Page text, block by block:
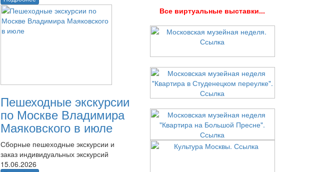
Пешеходные экскурсии
по Москве Владимира
Маяковского в июле
Сборные пешеходные экскурсии и
заказ индивидуальных экскурсий
15.06.2026
Все виртуальные выставки...